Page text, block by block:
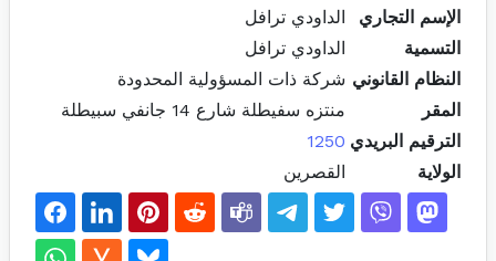
الإسم التجاري
الداودي ترافل
التسمية
الداودي ترافل
النظام القانوني شركة ذات المسؤولية المحدودة
المقر
منتزه سفيطلة شارع 14 جانفي سبيطلة
الترقيم البريدي 1250
الولاية
القصرين